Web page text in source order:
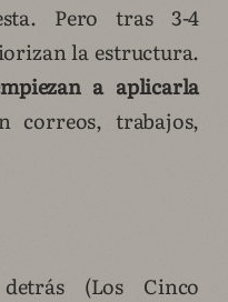
Pero tras 3-4
la estructura.
a aplicarla
correos, trabajos,
(Los Cinco